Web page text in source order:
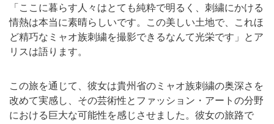
「ここに暮らす人々はとても純粋で明るく、刺繍にかける
情熱は本当に素晴らしいです。この美しい土地で、これほ
ど精巧なミャオ族刺繍を撮影できるなんて光栄です」とア
リスは語ります。
この旅を通じて、彼女は貴州省のミャオ族刺繍の奥深さを
改めて実感し、その芸術性とファッション・アートの分野
における巨大な可能性を感じさせました。彼女の旅路で